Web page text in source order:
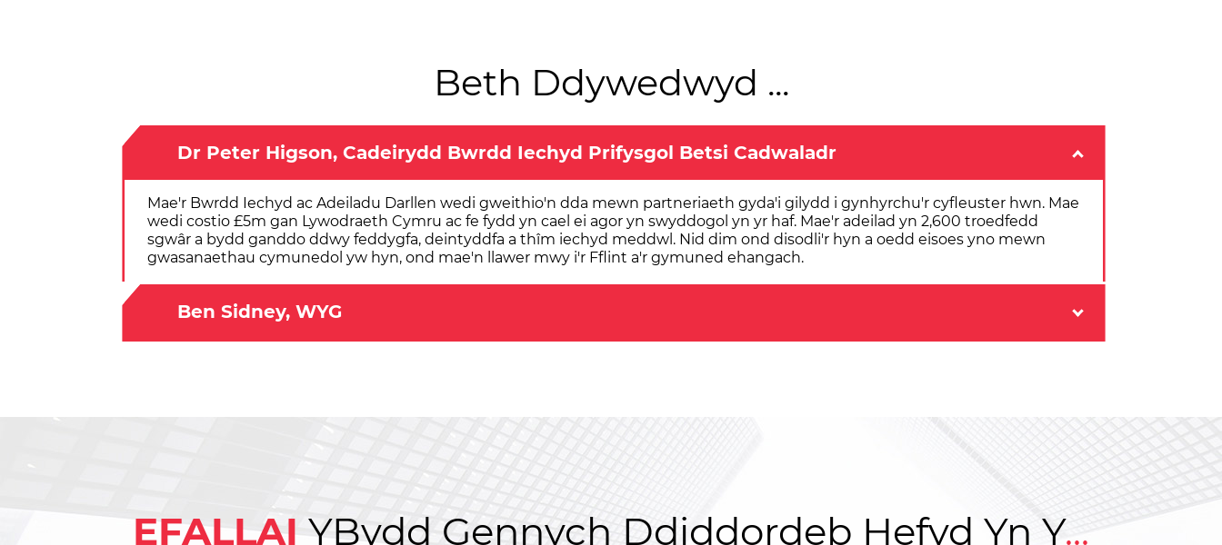
Beth Ddywedwyd ...
Dr Peter Higson, Cadeirydd Bwrdd Iechyd Prifysgol Betsi Cadwaladr
Mae'r Bwrdd Iechyd ac Adeiladu Darllen wedi gweithio'n dda mewn partneriaeth gyda'i gilydd i gynhyrchu'r cyfleuster hwn. Mae
wedi costio £5m gan Lywodraeth Cymru ac fe fydd yn cael ei agor yn swyddogol yn yr haf. Mae'r adeilad yn 2,600 troedfedd
sgwâr a bydd ganddo ddwy feddygfa, deintyddfa a thîm iechyd meddwl. Nid dim ond disodli'r hyn a oedd eisoes yno mewn
gwasanaethau cymunedol yw hyn, ond mae'n llawer mwy i'r Fflint a'r gymuned ehangach.
Ben Sidney, WYG
EFALLAIYBydd Gennych Ddiddordeb Hefyd Yn Y...